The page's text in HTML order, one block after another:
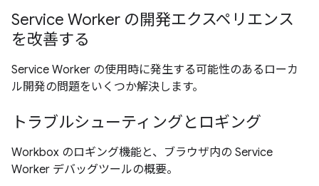
Service Worker の開発エクスペリエンス
を改善する
Service Worker の使用時に発生する可能性のあるローカ
ル開発の問題をいくつか解決します。
トラブルシューティングとロギング
Workbox のロギング機能と、ブラウザ内の Service
Worker デバッグツールの概要。